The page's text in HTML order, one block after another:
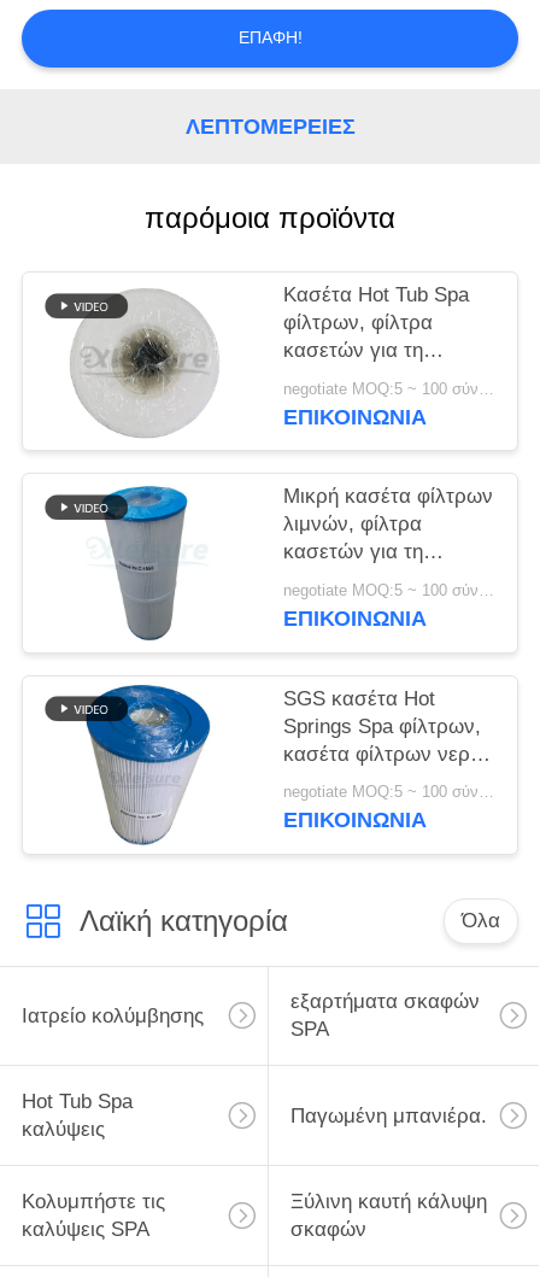
SITEMAP
ΕΠΑΦΉ!
ΛΕΠΤΟΜΈΡΕΙΕΣ
παρόμοια προϊόντα
Κασέτα Hot Tub Spa
φίλτρων, φίλτρα
κασετών για τη
χαμηλή συντήρηση
Filbur fc-2392 SPA
negotiate MOQ:5 ~ 100 σύνολο
ΕΠΙΚΟΙΝΩΝΊΑ
Μικρή κασέτα φίλτρων
λιμνών, φίλτρα
κασετών για τη
χαμηλή συντήρηση
SPA
negotiate MOQ:5 ~ 100 σύνολο
ΕΠΙΚΟΙΝΩΝΊΑ
SGS κασέτα Hot
Springs Spa φίλτρων,
κασέτα φίλτρων νερού
SPA Unicel γ-6430
negotiate MOQ:5 ~ 100 σύνολο
ΕΠΙΚΟΙΝΩΝΊΑ
Λαϊκή κατηγορία Όλα
Ιατρείο κολύμβησης
εξαρτήματα σκαφών
SPA
Hot Tub Spa
καλύψεις
Παγωμένη μπανιέρα.
Κολυμπήστε τις
καλύψεις SPA
Ξύλινη καυτή κάλυψη
σκαφών